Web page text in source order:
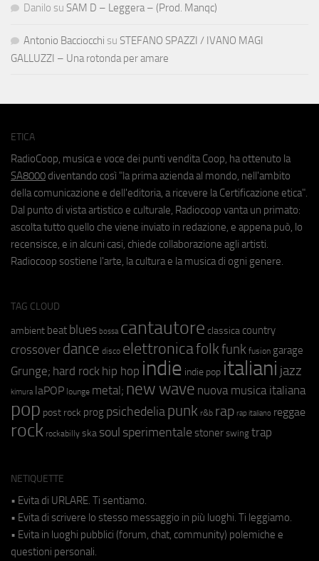
Danilo su SAM D – Leggera – (Prod. Manqc)
Antonio Bacciocchi su STEFANO SPAZZI / IVANO MAGI
GALLUZZI – Una rotonda per amare
ETICA
RadioCoop, musica e voce dei punti vendita Coop, ha ottenuto la
SA8000 diventando così "la prima azienda al mondo, nell'ambito
della comunicazione e dell'editoria, a ricevere la Certificazione etica".
Dal punto di vista artistico e culturale, Radiocoop vanta un primato:
ascolta tutto quello che viene inviato in redazione, e appena può, lo
recensisce, e in alcuni casi, chiede collaborazione agli artisti.
Radiocoop sostiene l'arte, la cultura e la musica di ogni genere.
TAG CLOUD
ambient beat blues bossa cantautore classica country
crossover dance disco elettronicafolkfunk fusion garage
Grunge; hard rock hip hop indie indie pop italiani jazz
kimura laPOP lounge metal; new wave nuova musica italiana
pop post rock prog psichedeliapunk r&b rap rap italiano reggae
rock rockabilly ska soul sperimentale stoner swing trap
NETIQUETTE
• Evita di URLARE. Ti sentiamo.
• Evita di scrivere lo stesso messaggio in più luoghi. Ti leggiamo.
• Evita in luoghi pubblici (forum, chat, community) polemiche e
questioni personali.